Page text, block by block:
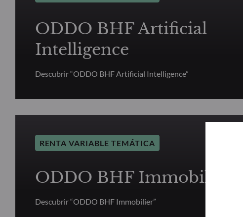
ODDO BHF Artificial
Intelligence
Descubrir “ODDO BHF Artificial Intelligence”
RENTA VARIABLE TEMÁTICA
ODDO BHF Immobilier
Descubrir “ODDO BHF Immobilier”